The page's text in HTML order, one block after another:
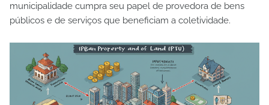
municipalidade cumpra seu papel de provedora de bens
públicos e de serviços que beneficiam a coletividade.